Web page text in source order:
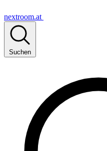
nextroom.at
Suchen